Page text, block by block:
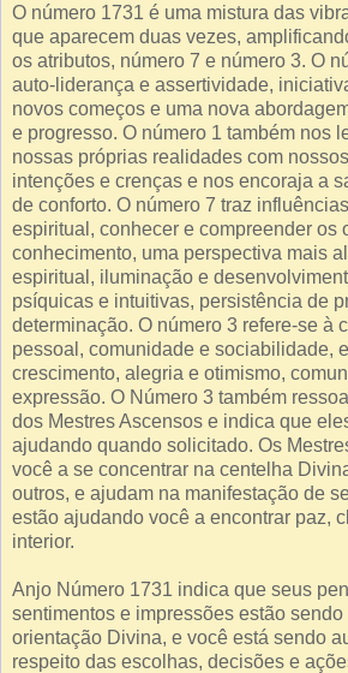
O número 1731 é uma mistura das
que aparecem duas vezes,
os atributos, número 7 e número 3. O
auto-liderança e assertividade,
novos começos e uma nova
e progresso. O número 1 também nos
nossas próprias realidades com
intenções e crenças e nos encoraja a
de conforto. O número 7 traz
espiritual, conhecer e compreender os
conhecimento, uma perspectiva mais
espiritual, iluminação e
psíquicas e intuitivas, persistência de
determinação. O número 3 refere-se à
pessoal, comunidade e sociabilidade,
crescimento, alegria e otimismo,
expressão. O Número 3 também
dos Mestres Ascensos e indica que
ajudando quando solicitado. Os
você a se concentrar na centelha
outros, e ajudam na manifestação de
estão ajudando você a encontrar paz,
interior.
Anjo Número 1731 indica que seus
sentimentos e impressões estão
orientação Divina, e você está sendo
respeito das escolhas, decisões e